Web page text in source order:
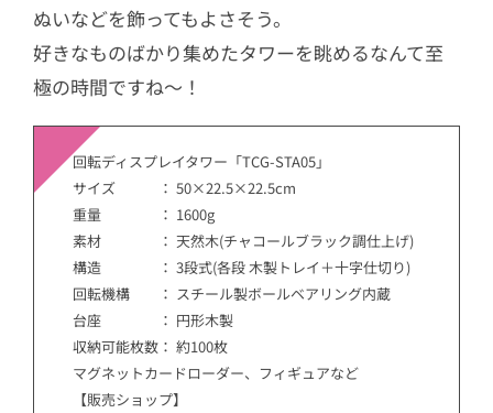
ぬいなどを飾ってもよさそう。
好きなものばかり集めたタワーを眺めるなんて至
極の時間ですね～！
回転ディスプレイタワー「TCG-STA05」
サイズ ： 50×22.5×22.5cm
重量 ： 1600g
素材 ： 天然木(チャコールブラック調仕上げ)
構造 ： 3段式(各段 木製トレイ＋十字仕切り)
回転機構 ： スチール製ボールベアリング内蔵
台座 ： 円形木製
収納可能枚数： 約100枚
マグネットカードローダー、フィギュアなど
【販売ショップ】